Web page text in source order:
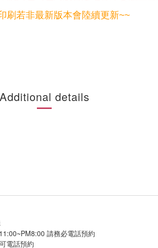
刷若非最新版本會陸續更新~~
Additional details
請務必電話預約
電話預約